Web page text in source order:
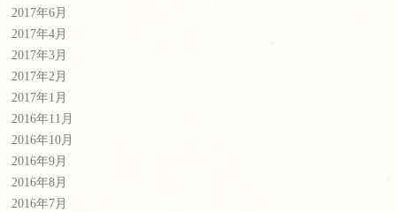
2017年6月
2017年4月
2017年3月
2017年2月
2017年1月
2016年11月
2016年10月
2016年9月
2016年8月
2016年7月